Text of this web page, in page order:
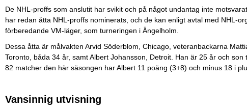
De NHL-proffs som anslutit har svikit och på något undantag inte
har redan åtta NHL-proffs nominerats, och de kan enligt avtal med NHL-
förberedande VM-läger, som turneringen i Ängelholm.
Dessa åtta är målvakten Arvid Söderblom, Chicago, veteranbackarna
Toronto, båda 34 år, samt Albert Johansson, Detroit. Han är 25 år och
82 matcher den här säsongen har Albert 11 poäng (3+8) och minus 18 i
Vansinnig utvisning